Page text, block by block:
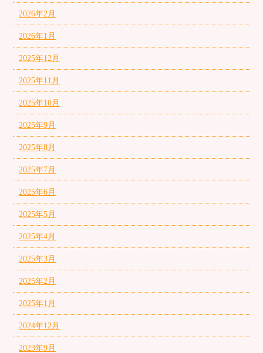
2026年2月
2026年1月
2025年12月
2025年11月
2025年10月
2025年9月
2025年8月
2025年7月
2025年6月
2025年5月
2025年4月
2025年3月
2025年2月
2025年1月
2024年12月
2023年9月